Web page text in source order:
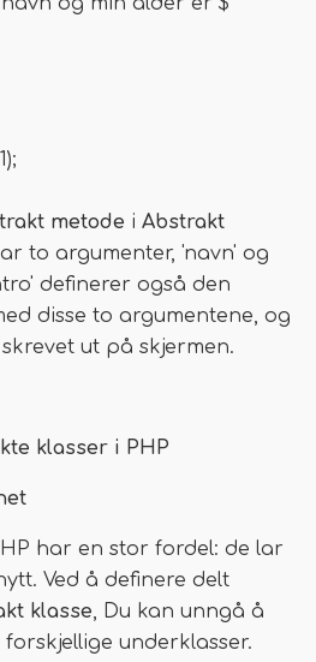
metode i Abstrakt
to argumenter, 'navn' og
definerer også den
disse to argumentene, og
ut på skjermen.
klasser i PHP
har en stor fordel: de lar
Ved å definere delt
klasse, Du kan unngå å
underklasser.